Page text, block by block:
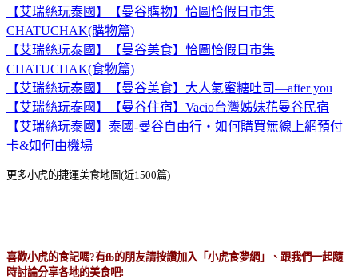
【艾瑞絲玩泰國】【曼谷購物】恰圖恰假日市集
CHATUCHAK(購物篇)
【艾瑞絲玩泰國】【曼谷美食】恰圖恰假日市集
CHATUCHAK(食物篇)
【艾瑞絲玩泰國】【曼谷美食】大人氣蜜糖吐司—after you
【艾瑞絲玩泰國】【曼谷住宿】Vacio台灣姊妹花曼谷民宿
【艾瑞絲玩泰國】泰國-曼谷自由行‧如何購買無線上網預付
卡&如何由機場
更多小虎的捷運美食地圖(近1500篇)
喜歡小虎的食記嗎?有fb的朋友請按讚加入「小虎食夢網」、跟我們一起隨
時討論分享各地的美食吧!